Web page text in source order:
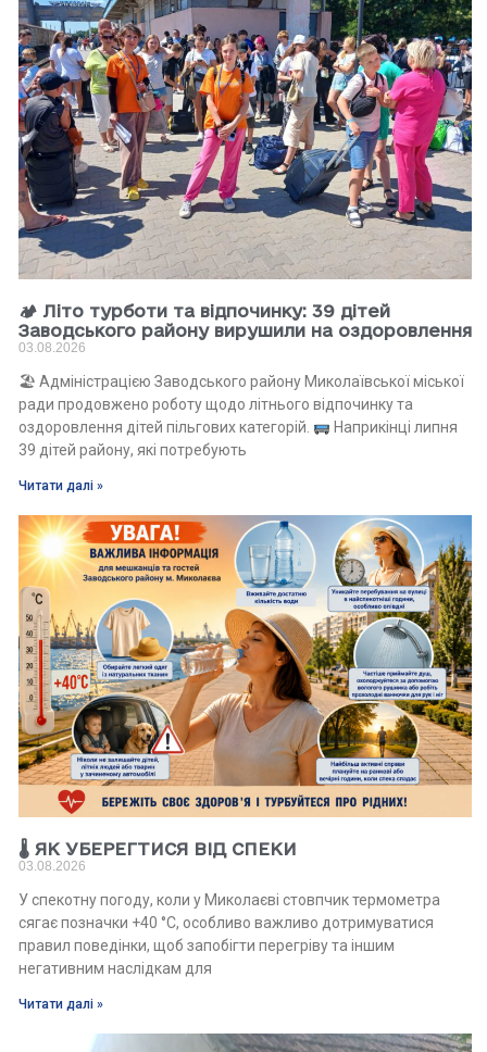
🏕 Літо турботи та відпочинку: 39 дітей
Заводського району вирушили на оздоровлення
03.08.2026
🏖 Адміністрацією Заводського району Миколаївської міської
ради продовжено роботу щодо літнього відпочинку та
оздоровлення дітей пільгових категорій.
Наприкінці липня
39 дітей району, які потребують
Читати далі »
🌡 ЯК УБЕРЕГТИСЯ ВІД СПЕКИ
03.08.2026
У спекотну погоду, коли у Миколаєві стовпчик термометра
сягає позначки +40 °C, особливо важливо дотримуватися
правил поведінки, щоб запобігти перегріву та іншим
негативним наслідкам для
Читати далі »